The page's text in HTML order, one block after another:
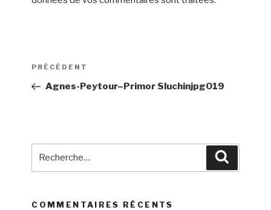
Navigation
l’article
Article
précédent
PRÉCÉDENT
Agnes-Peytour–Primor Sluchinjpg019
COMMENTAIRES RÉCENTS